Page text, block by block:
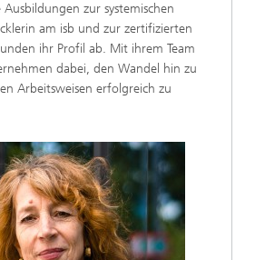
zur systemischen
am isb und zur zertifizierten
ihr Profil ab. Mit ihrem Team
dabei, den Wandel hin zu
Arbeitsweisen erfolgreich zu